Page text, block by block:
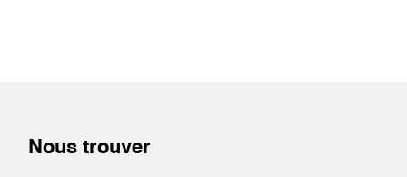
Nous trouver